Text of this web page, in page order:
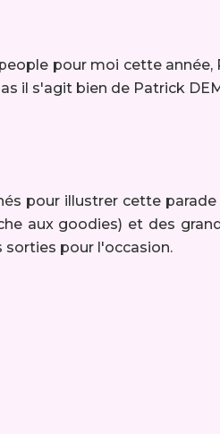
pour moi cette
il s'agit bien de Patrick
pour illustrer cette
aux goodies) et des
sorties pour l'occasion.